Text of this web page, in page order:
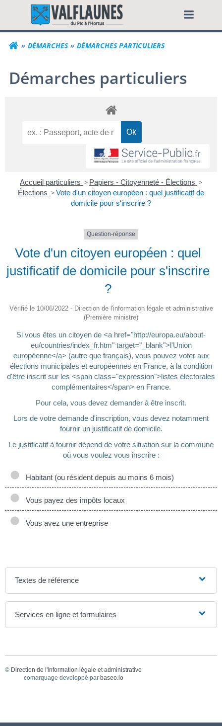
contenuCommune de
DÉMARCHES DÉMARCHES PARTICULIERS
Démarches particuliers
Accueil particuliers > Papiers - Citoyenneté - Élections >
Élections >Vote d'un citoyen européen : quel justificatif de
domicile pour s'inscrire ?
Question-réponse
Vote d'un citoyen européen : quel
justificatif de domicile pour s'inscrire
?
Vérifié le 10/06/2022 - Direction de l'information légale et administrative
(Première ministre)
Si vous êtes un citoyen de <a href="http://europa.eu/about-
eu/countries/index_fr.htm" target="_blank">l'Union
européenne</a> (autre que français), vous pouvez voter aux
élections municipales et européennes en France, à la condition
d'être inscrit sur les <span class="expression">listes électorales
complémentaires</span> en France.
Pour cela, vous devez demander à être inscrit.
Lors de votre demande d'inscription, vous devez notamment
fournir un justificatif de domicile.
Le justificatif à fournir dépend de votre situation sur la commune
où vous voulez vous inscrire :
Habitant (ou résident depuis au moins 6 mois)
Vous payez des impôts locaux
Vous avez une entreprise
Textes de référence
Services en ligne et formulaires
© Direction de l'information légale et administrative
comarquage developpé par baseo.io